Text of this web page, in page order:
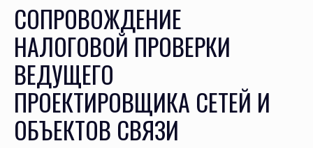
СОПРОВОЖДЕНИЕ
НАЛОГОВОЙ ПРОВЕРКИ
ВЕДУЩЕГО
ПРОЕКТИРОВЩИКА СЕТЕЙ И
ОБЪЕКТОВ СВЯЗИ